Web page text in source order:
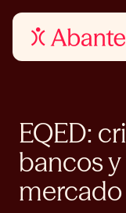
EQED:
bancos
mercado